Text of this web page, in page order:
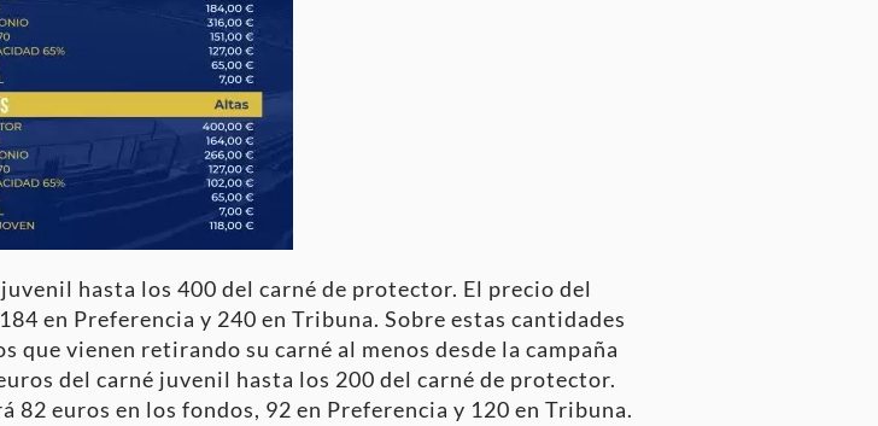
hasta los 400 del carné de protector. El precio del
en Preferencia y 240 en Tribuna. Sobre estas cantidades
que vienen retirando su carné al menos desde la campaña
del carné juvenil hasta los 200 del carné de protector.
82 euros en los fondos, 92 en Preferencia y 120 en Tribuna.